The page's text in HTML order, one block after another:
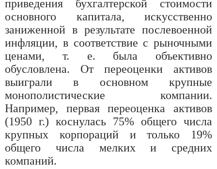
приведения бухгалтерской стоимости
основного капитала, искусственно
заниженной в результате послевоенной
инфляции, в соответствие с рыночными
ценами, т. е. была объективно
обусловлена. От переоценки активов
выиграли в основном крупные
монополистические компании.
Например, первая переоценка активов
(1950 г.) коснулась 75% общего числа
крупных корпораций и только 19%
общего числа мелких и средних
компаний.